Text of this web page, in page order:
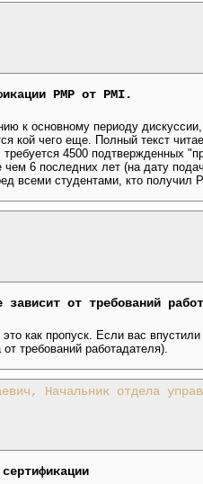
PMP от PMI.
к основному периоду
кой чего еще. Полный текст
4500 подтвержденных
чем 6 последних лет (на дату
всеми студентами, кто получил
зависит от требований
как пропуск. Если вас
требований работадателя).
Начальник отдела